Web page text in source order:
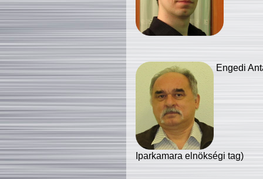
Engedi
Iparkamara elnökségi tag)